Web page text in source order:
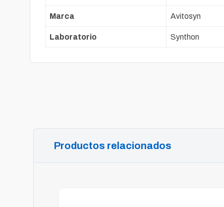
Marca Avitosyn
Laboratorio Synthon
Productos relacionados